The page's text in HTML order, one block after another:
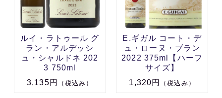
ルイ・ラトゥール グ
ラン・アルデッシ
ュ・シャルドネ 202
3 750ml
3,135円
（税込み）
E.ギガル コート・デ
ュ・ローヌ・ブラン
2022 375ml【ハーフ
サイズ】
1,320円
（税込み）